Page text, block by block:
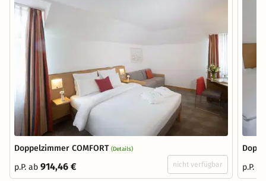
Doppelzimmer COMFORT (Details)
p.P. ab 914,46 € nicht verfügbar
p.P.